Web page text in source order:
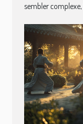
sembler complexe,